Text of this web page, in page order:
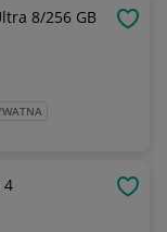
8/256 GB
4